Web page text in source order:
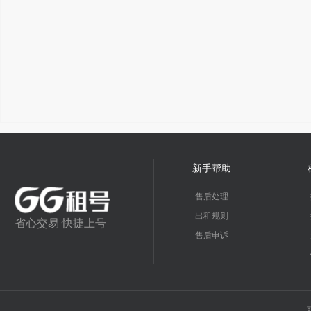
省心交易 快捷上号
新手帮助
售后处理
出租规则
售后申诉